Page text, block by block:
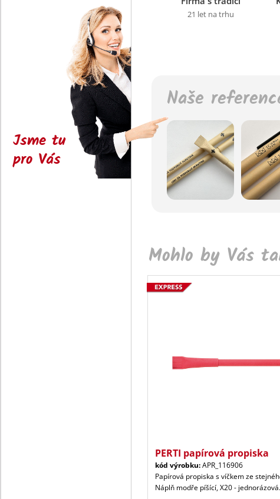
Jsme tu
pro Vás
21 let na trhu
Naše
Mohlo by Vás
PERTI papírová propiska
kód výrobku:APR_116906
Papírová propiska s víčkem ze
Náplň modře píšící, X20 - jednorázová.